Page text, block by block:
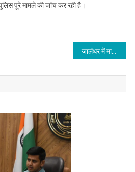
पूरे मामले की जांच कर रही है।
जालंधर में मायके गया परिवार, पीछे से चोर ने घर किया साफ